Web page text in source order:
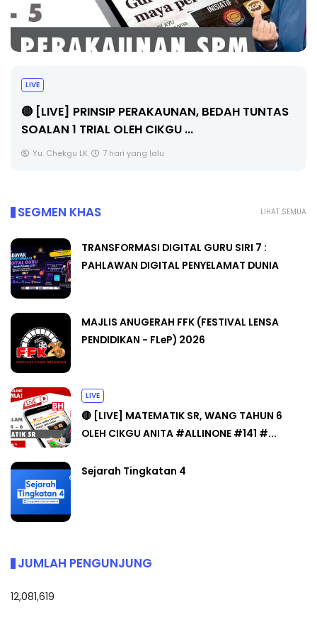
LIVE
🔴 [LIVE] PRINSIP PERAKAUNAN, BEDAH TUNTAS
SOALAN 1 TRIAL OLEH CIKGU ...
Yu. Chekgu LK 7 hari yang lalu
LIHAT SEMUA
SEGMEN KHAS
TRANSFORMASI DIGITAL GURU SIRI 7 :
PAHLAWAN DIGITAL PENYELAMAT DUNIA
MAJLIS ANUGERAH FFK (FESTIVAL LENSA
PENDIDIKAN - FLeP) 2026
LIVE
🔴 [LIVE] MATEMATIK SR, WANG TAHUN 6
OLEH CIKGU ANITA #ALLINONE #141 #...
Sejarah Tingkatan 4
JUMLAH PENGUNJUNG
12,081,619